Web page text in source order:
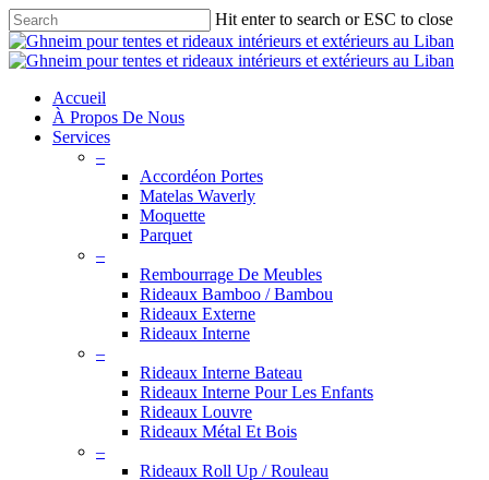
Skip
to
main
Hit enter to search or ESC to close
Close
Search
search
Menu
Accueil
À Propos De Nous
Services
–
Accordéon Portes
Matelas Waverly
Moquette
Parquet
–
Rembourrage De Meubles
Rideaux Bamboo / Bambou
Rideaux Externe
Rideaux Interne
–
Rideaux Interne Bateau
Rideaux Interne Pour Les Enfants
Rideaux Louvre
Rideaux Métal Et Bois
–
Rideaux Roll Up / Rouleau